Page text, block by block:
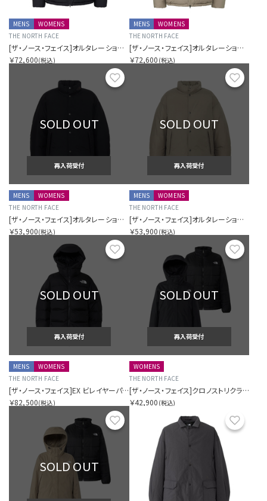
MENS
WOMENS
THE NORTH FACE
[ザ・ノース・フェイス]オルタレーションダウンシェルパーカー（ユニセックス）
￥72,600(税込)
MENS
WOMENS
THE NORTH FACE
[ザ・ノース・フェイス]オルタレーションダウンシェルパーカー（ユニセックス）
￥72,600 (税込)
お気に入り
SOLD OUT
再入荷受付
MENS
WOMENS
THE NORTH FACE
[ザ・ノース・フェイス]オルタレーションシエラジャケット（ユニセックス）
￥53,900(税込)
SOLD OUT
再入荷受付
MENS
WOMENS
THE NORTH FACE
[ザ・ノース・フェイス]オルタレーションシエラジャケット（ユニセックス）
￥53,900 (税込)
お気に入り
SOLD OUT
再入荷受付
MENS
WOMENS
THE NORTH FACE
[ザ・ノース・フェイス]EX ビレイヤーパーカ（ユニセックス）
￥82,500(税込)
SOLD OUT
再入荷受付
WOMENS
THE NORTH FACE
[ザ・ノース・フェイス]クロノストリクライメイトジャケット（レディース）
￥42,900 (税込)
お気に入り
SOLD OUT